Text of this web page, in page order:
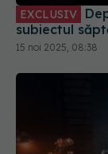
EXCLUSIV
subiectul
15 noi 2025, 08:38